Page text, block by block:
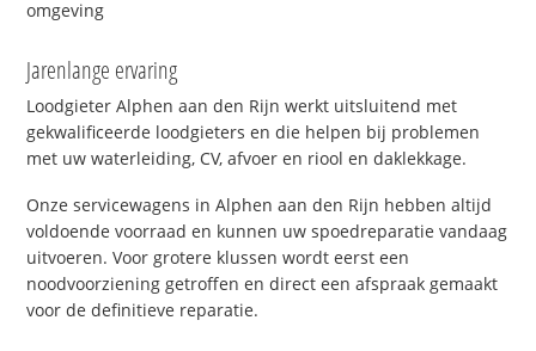
omgeving
Jarenlange ervaring
Loodgieter Alphen aan den Rijn werkt uitsluitend met
gekwalificeerde loodgieters en die helpen bij problemen
met uw waterleiding, CV, afvoer en riool en daklekkage.
Onze servicewagens in Alphen aan den Rijn hebben altijd
voldoende voorraad en kunnen uw spoedreparatie vandaag
uitvoeren. Voor grotere klussen wordt eerst een
noodvoorziening getroffen en direct een afspraak gemaakt
voor de definitieve reparatie.